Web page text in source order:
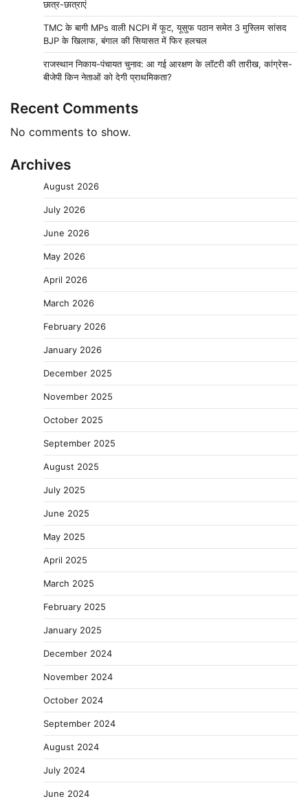
छात्र-छात्राएं
TMC के बागी MPs वाली NCPI में फूट, यूसुफ पठान समेत 3 मुस्लिम सांसद
BJP के खिलाफ, बंगाल की सियासत में फिर हलचल
राजस्थान निकाय-पंचायत चुनाव: आ गई आरक्षण के लॉटरी की तारीख, कांग्रेस-
बीजेपी किन नेताओं को देगी प्राथमिकता?
Recent Comments
No comments to show.
Archives
August 2026
July 2026
June 2026
May 2026
April 2026
March 2026
February 2026
January 2026
December 2025
November 2025
October 2025
September 2025
August 2025
July 2025
June 2025
May 2025
April 2025
March 2025
February 2025
January 2025
December 2024
November 2024
October 2024
September 2024
August 2024
July 2024
June 2024